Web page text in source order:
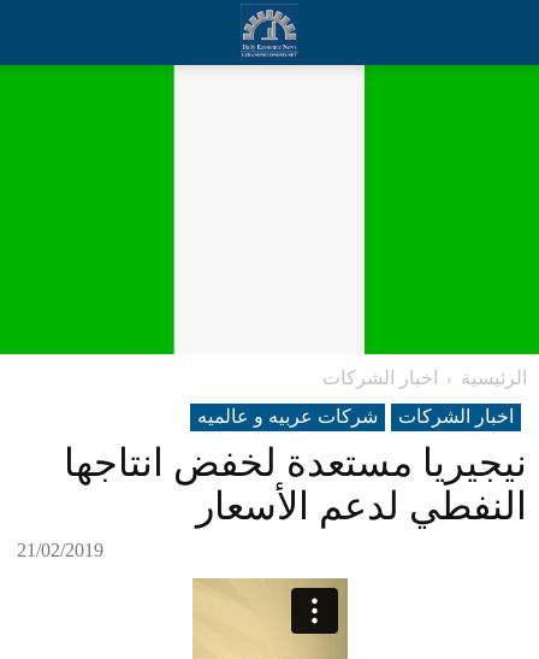
الرئيسية
اخبار الشركات
اخبار الشركات
شرکات عربیه و عالمیه
نيجيريا مستعدة لخفض انتاجها
النفطي لدعم الأسعار
21/02/2019